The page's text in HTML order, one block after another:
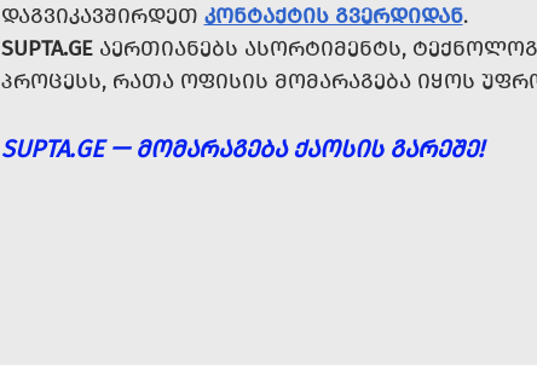
ᲓᲐᲒᲕᲘᲙᲐᲕᲨᲘᲠᲓᲔᲗ ᲙᲝᲜᲢᲐᲥᲢᲘᲡ ᲒᲕᲔᲠᲓᲘᲓᲐᲜ.
SUPTA.GEᲐᲔᲠᲗᲘᲐᲜᲔᲑᲡ ᲐᲡᲝᲠᲢᲘᲛᲔᲜᲢᲡ,
ᲞᲠᲝᲪᲔᲡᲡ, ᲠᲐᲗᲐ ᲝᲤᲘᲡᲘᲡ ᲛᲝᲛᲐᲠᲐᲒᲔᲑᲐ ᲘᲧᲝᲡ
SUPTA.GE — ᲛᲝᲛᲐᲠᲐᲒᲔᲑᲐ ᲥᲐᲝᲡᲘᲡ ᲒᲐᲠᲔᲨᲔ!